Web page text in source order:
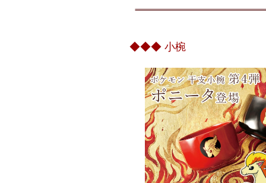
◆◆◆ 小椀